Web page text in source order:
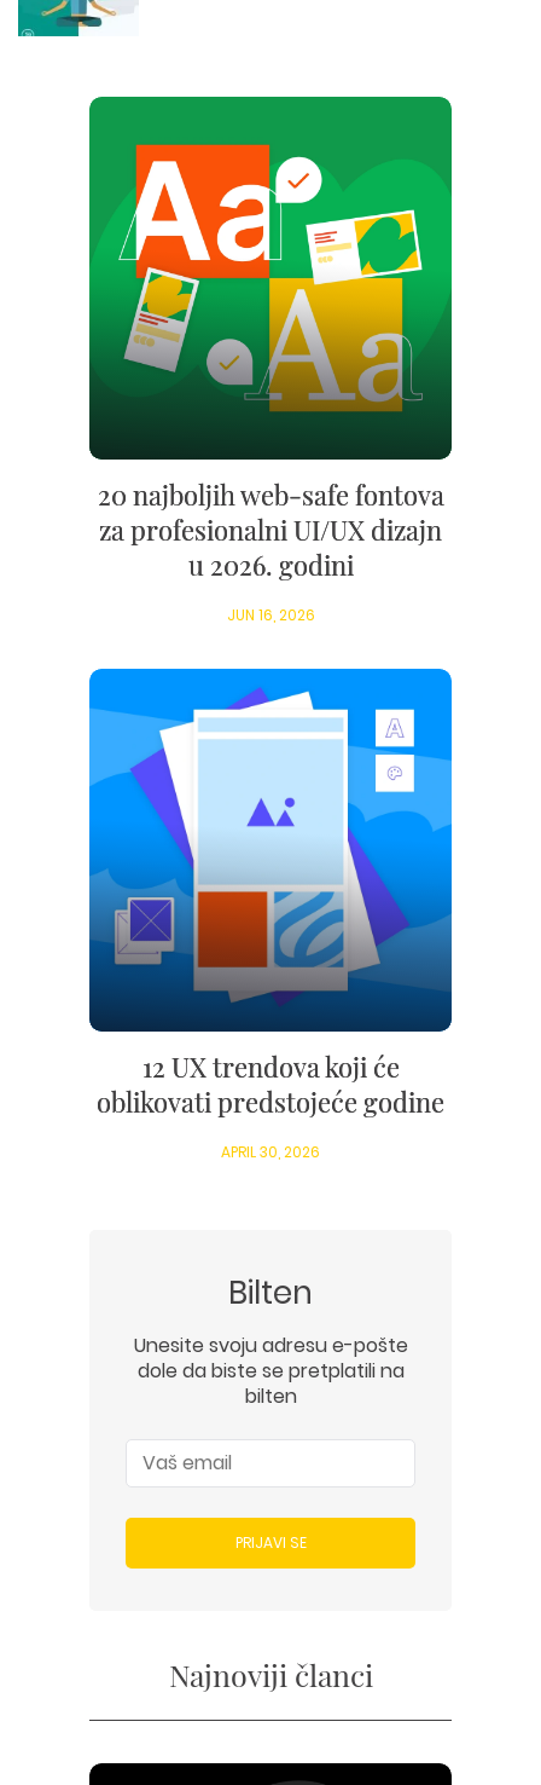
20 najboljih web-safe fontova
za profesionalni UI/UX dizajn
u 2026. godini
JUN 16, 2026
12 UX trendova koji će
oblikovati predstojeće godine
APRIL 30, 2026
Bilten
Unesite svoju adresu e-pošte
dole da biste se pretplatili na
bilten
PRIJAVI SE
Najnoviji članci